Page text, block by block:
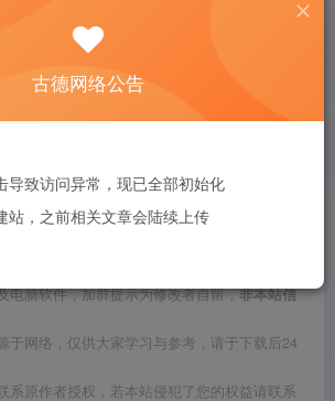
登录查看
作的黑苹果安装镜像11.4中提取出来的
,四叶草版本是5134。
电脑软件，加群提示为修改者自留，非本站信
于网络，仅供大家学习与参考，请于下载后24
系原作者授权，若本站侵犯了您的权益请联系
古德网络公告
导致访问异常，现已全部初始化
站，之前相关文章会陆续上传